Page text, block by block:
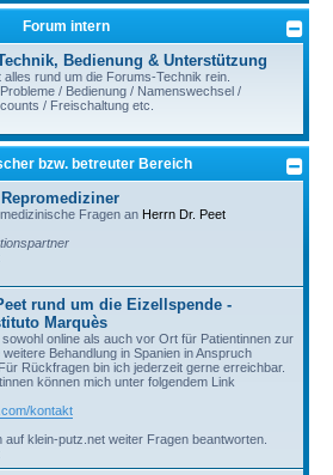
Forum intern
Bedienung & Unterstützung
alles rund um die Forums-Technik rein.
/ Bedienung / Namenswechsel /
/ Freischaltung etc.
bzw. betreuter Bereich
Fragen an Herrn Dr. Peet
rund um die Eizellspende -
Marquès
online als auch vor Ort für Patientinnen zur
Behandlung in Spanien in Anspruch
Rückfragen bin ich jederzeit gerne erreichbar.
können mich unter folgendem Link
kontakt
auf klein-putz.net weiter Fragen beantworten.